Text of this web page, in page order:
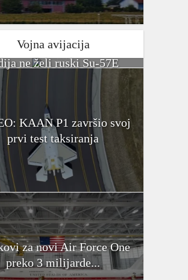
Vojna avijacija
ne želi ruski Su-57E
KAAN P1 završio svoj
prvi test taksiranja
za novi Air Force One
preko 3 milijarde...